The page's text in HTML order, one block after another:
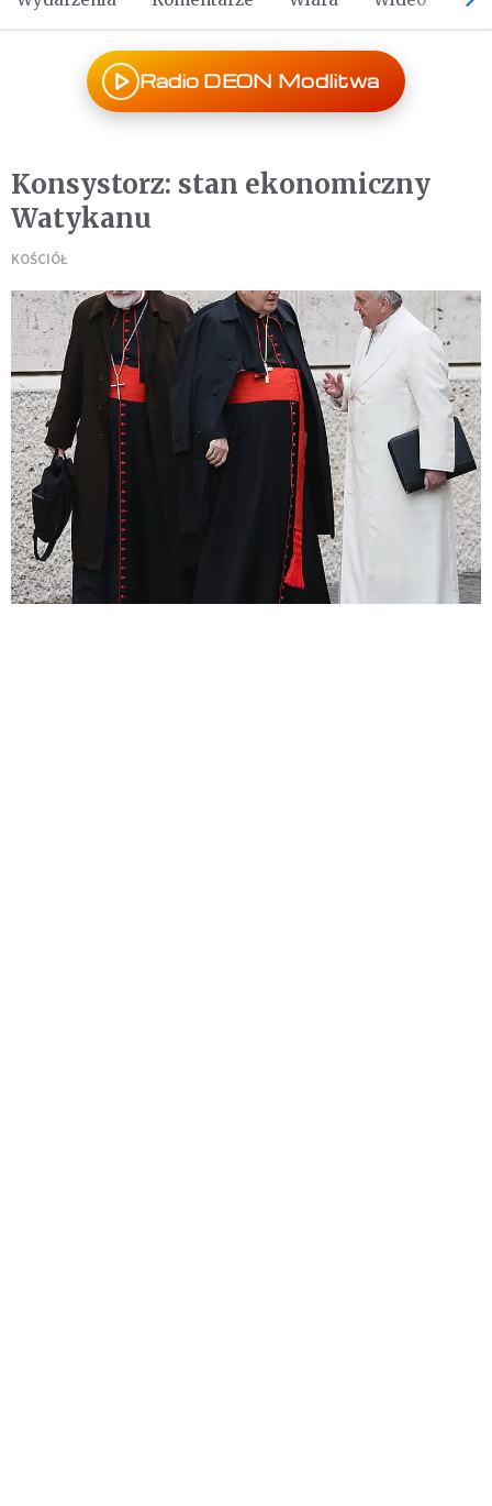
Radio DEON Modlitwa
Konsystorz: stan ekonomiczny
Watykanu
KOŚCIÓŁ